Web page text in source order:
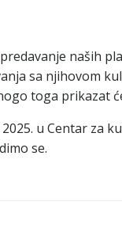
naših
sa njihovom
toga prikazat
u Centar za
se.